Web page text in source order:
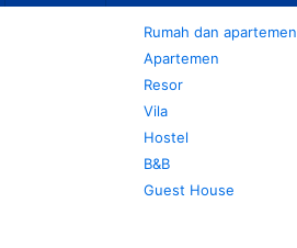
Rumah dan apartemen
Apartemen
Resor
Vila
Hostel
B&B
Guest House